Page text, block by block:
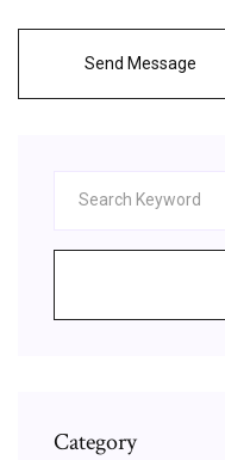
Send Message
Category